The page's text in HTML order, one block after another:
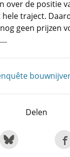
over de positie
traject.
geen prijzen
Delen